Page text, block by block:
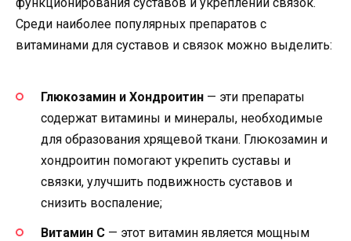
Среди наиболее популярных препаратов с
витаминами для суставов и связок можно выделить:
Глюкозамин и Хондроитин — эти препараты
содержат витамины и минералы, необходимые
для образования хрящевой ткани. Глюкозамин и
хондроитин помогают укрепить суставы и
связки, улучшить подвижность суставов и
снизить воспаление;
Витамин С — этот витамин является мощным